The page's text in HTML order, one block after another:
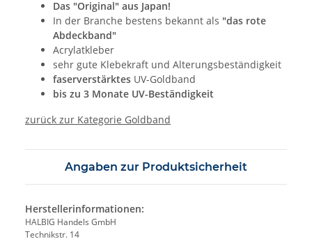
Das "Original" aus Japan!
In der Branche bestens bekannt als "das rote
Abdeckband"
Acrylatkleber
sehr gute Klebekraft und Alterungsbeständigkeit
faserverstärktes UV-Goldband
bis zu 3 Monate UV-Beständigkeit
zurück zur Kategorie Goldband
Angaben zur Produktsicherheit
Herstellerinformationen:
HALBIG Handels GmbH
Technikstr. 14